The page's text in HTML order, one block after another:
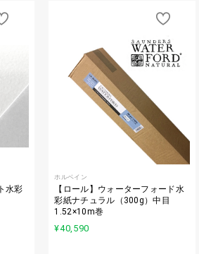
水彩
ホルベイン
【ロール】ウォーターフォード水
彩紙ナチュラル（300g）中目
1.52×10m巻
¥40,590